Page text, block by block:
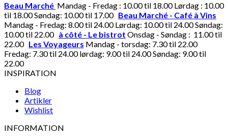
Beau Marché Mandag - Fredag : 10.00 til 18.00 Lørdag : 10.00
til 18.00 Søndag: 10.00 til 17.00 Beau Marché - Café à Vins
Mandag - Fredag: 8.00 til 24.00 Lørdag: 10.00 til 24.00 Søndag:
10.00 til 22.00 à côté - Le bistrot Onsdag - Søndag : 11.00 til
22.00 Les Voyageurs Mandag - torsdag: 7.30 til 22.00
Fredag: 7.30 til 24.00 lørdag: 9.00 til 24.00 Søndag: 9.00 til
22.00
INSPIRATION
Blog
Artikler
Wishlist
INFORMATION